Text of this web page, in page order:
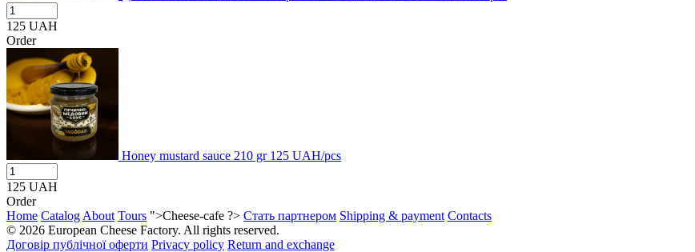
125 UAH
Order
Honey mustard sauce 210 gr 125 UAH/pcs
125 UAH
Order
Home Catalog About Tours ">Cheese-cafe ?> Стать партнером Shipping & payment Contacts
© 2026 European Cheese Factory. All rights reserved.
Договір публічної оферти Privacy policy Return and exchange